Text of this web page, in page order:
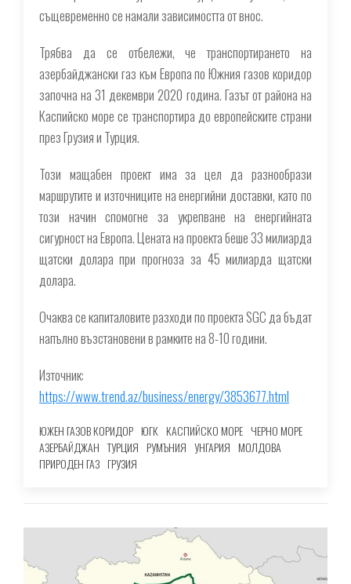
същевременно се намали зависимостта от внос.
Трябва да се отбележи, че транспортирането на
азербайджански газ към Европа по Южния газов коридор
започна на 31 декември 2020 година. Газът от района на
Каспийско море се транспортира до европейските страни
през Грузия и Турция.
Този мащабен проект има за цел да разнообрази
маршрутите и източниците на енергийни доставки, като по
този начин спомогне за укрепване на енергийната
сигурност на Европа. Цената на проекта беше 33 милиарда
щатски долара при прогноза за 45 милиарда щатски
долара.
Очаква се капиталовите разходи по проекта SGC да бъдат
напълно възстановени в рамките на 8-10 години.
Източник:
https://www.trend.az/business/energy/3853677.html
ЮЖЕН ГАЗОВ КОРИДОР ЮГК КАСПИЙСКО МОРЕ ЧЕРНО МОРЕ
АЗЕРБАЙДЖАН ТУРЦИЯ РУМЪНИЯ УНГАРИЯ МОЛДОВА
ПРИРОДЕН ГАЗ ГРУЗИЯ